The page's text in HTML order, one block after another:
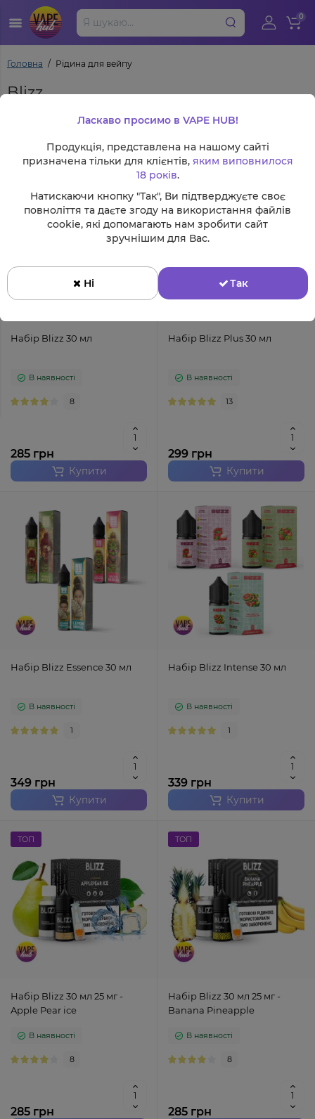
0
Головна Рідина для вейпу
Blizz
Набір Blizz 30 мл
В наявності
8
285 грн
Купити
Набір Blizz Plus 30 мл
В наявності
13
299 грн
Купити
Набір Blizz Essence 30 мл
В наявності
1
349 грн
Купити
Набір Blizz Intense 30 мл
В наявності
1
339 грн
Купити
ТОП
Набір Blizz 30 мл 25 мг -
Apple Pear ice
В наявності
8
285 грн
ТОП
Набір Blizz 30 мл 25 мг -
Banana Pineapple
В наявності
8
285 грн
Ласкаво просимо в VAPE HUB!
Продукція, представлена на нашому сайті
призначена тільки для клієнтів, яким виповнилося
18 років.
Натискаючи кнопку "Так", Ви підтверджуєте своє
повноліття та даєте згоду на використання файлів
cookie, які допомагають нам зробити сайт
зручнішим для Вас.
Ні Так